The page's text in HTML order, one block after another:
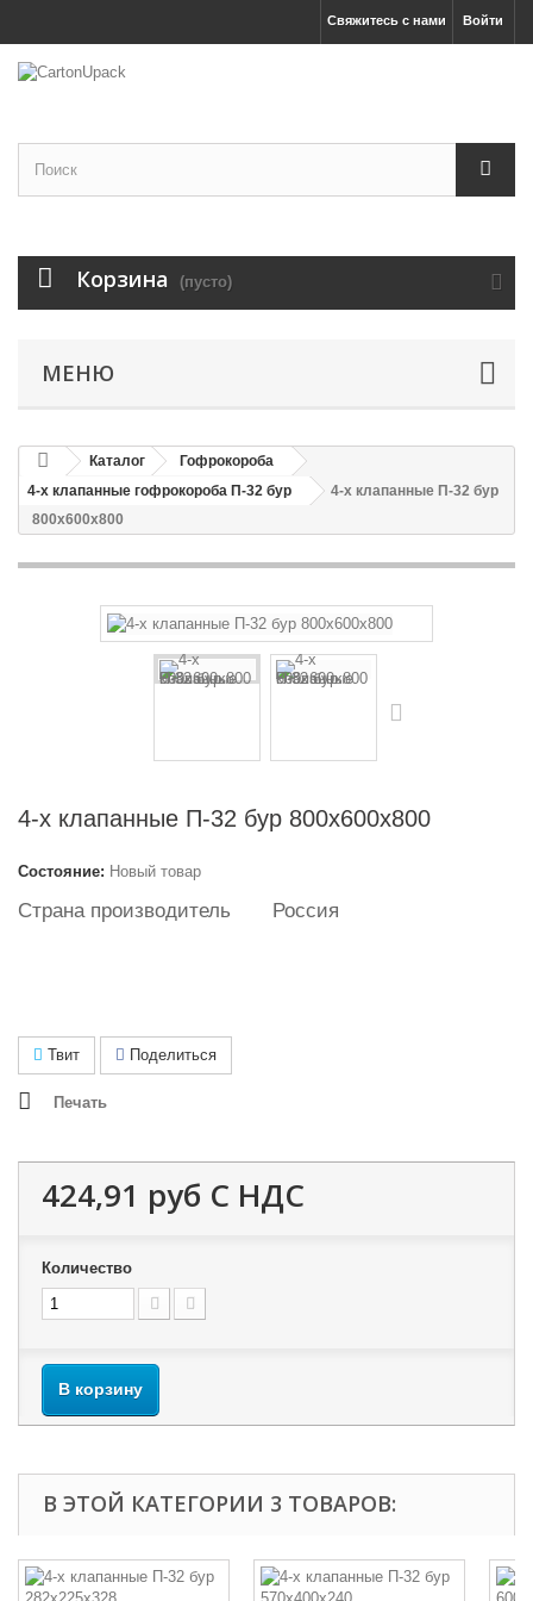
Войти
Свяжитесь с нами
Корзина (пусто)
МЕНЮ
Каталог
Гофрокороба
4-х клапанные гофрокороба П-32 бур
4-х клапанные П-32 бур
800х600х800
4-х клапанные П-32 бур 800х600х800
Состояние: Новый товар
Страна производитель Россия
Твит Поделиться
Печать
424,91 руб С НДС
Количество
В корзину
В ЭТОЙ КАТЕГОРИИ 3 ТОВАРОВ: